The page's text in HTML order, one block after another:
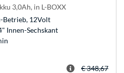
3,0Ah, in L-BOXX
Betrieb, 12Volt
Innen-Sechskant
€ 348,67